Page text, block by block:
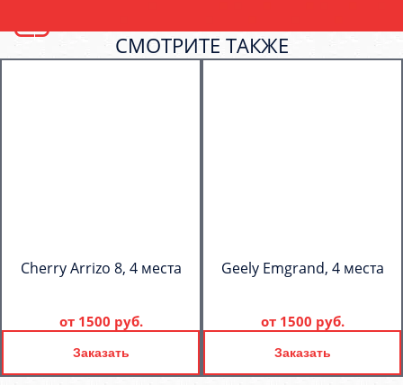
СМОТРИТЕ ТАКЖЕ
Cherry Arrizo 8, 4 места
от 1500 руб.
Заказать
Geely Emgrand, 4 места
от 1500 руб.
Заказать